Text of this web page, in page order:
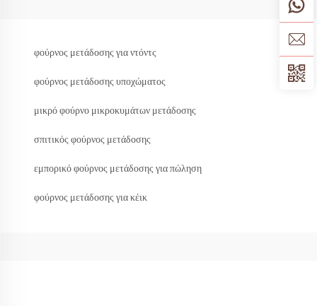
φούρνος μετάδοσης για ντόντς
φούρνος μετάδοσης υποχώματος
μικρό φούρνο μικροκυμάτων μετάδοσης
σπιτικός φούρνος μετάδοσης
εμπορικό φούρνος μετάδοσης για πώληση
φούρνος μετάδοσης για κέικ